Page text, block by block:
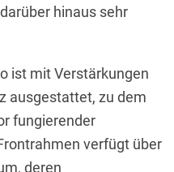
hinaus sehr
ist mit Verstärkungen
ausgestattet, zu dem
fungierender
verfügt über
deren